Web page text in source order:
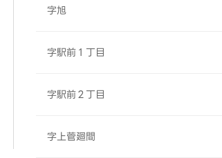
字旭
字駅前１丁目
字駅前２丁目
字上菅廻間